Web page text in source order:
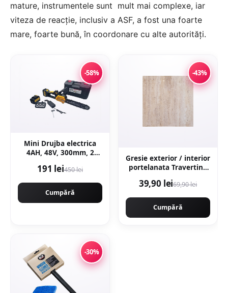
mature, instrumentele sunt mult mai complexe, iar
viteza de reacție, inclusiv a ASF, a fost una foarte
mare, foarte bună, în coordonare cu alte autorități.
-58%
Mini Drujba electrica
4AH, 48V, 300mm, 2
ungere automata,
CAMPION Germany
CMP1756Y
191 lei450 lei
Cumpără
-43%
Gresie exterior / interior
portelanata Travertino
lucioasa rectificata tip
39,90 lei69,90 lei
Cumpără
-30%